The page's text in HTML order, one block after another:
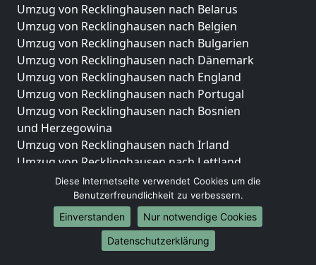
Umzug von Recklinghausen nach Belarus
Umzug von Recklinghausen nach Belgien
Umzug von Recklinghausen nach Bulgarien
Umzug von Recklinghausen nach Dänemark
Umzug von Recklinghausen nach England
Umzug von Recklinghausen nach Portugal
Umzug von Recklinghausen nach Bosnien
und Herzegowina
Umzug von Recklinghausen nach Irland
Umzug von Recklinghausen nach Lettland
Umzug von Recklinghausen nach Zypern
Umzug von Recklinghausen nach Kroatien
Umzug von Recklinghausen nach Estland
Umzug von Recklinghausen nach Finnland
Umzug von Recklinghausen nach Frankreich
Diese Internetseite verwendet Cookies um die
Benutzerfreundlichkeit zu verbessern.
Einverstanden
Nur notwendige Cookies
Datenschutzerklärung